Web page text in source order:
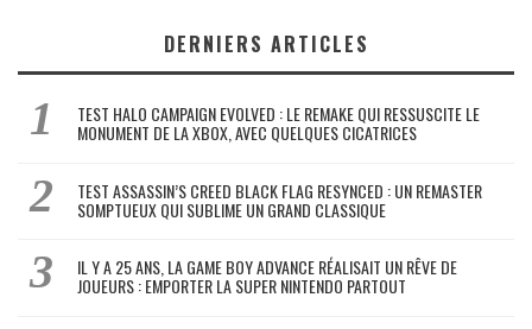
DERNIERS ARTICLES
TEST HALO CAMPAIGN EVOLVED : LE REMAKE QUI RESSUSCITE LE
MONUMENT DE LA XBOX, AVEC QUELQUES CICATRICES
TEST ASSASSIN’S CREED BLACK FLAG RESYNCED : UN REMASTER
SOMPTUEUX QUI SUBLIME UN GRAND CLASSIQUE
IL Y A 25 ANS, LA GAME BOY ADVANCE RÉALISAIT UN RÊVE DE
JOUEURS : EMPORTER LA SUPER NINTENDO PARTOUT